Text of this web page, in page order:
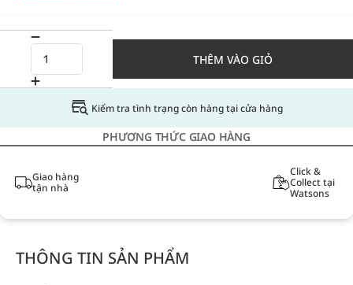
THÊM VÀO GIỎ
Kiểm tra tình trạng còn hàng tại cửa hàng
PHƯƠNG THỨC GIAO HÀNG
Giao hàng
tận nhà
Click &
Collect tại
Watsons
THÔNG TIN SẢN PHẨM